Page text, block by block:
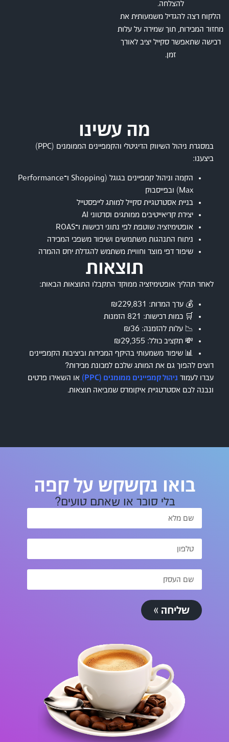
להצלחה.
הלקוח רצה להגדיל משמעותית את
מחזור המכירות, תוך שמירה על עלות
רכישה שתאפשר סקייל יציב לאורך
זמן.
מה עשינו
במסגרת ניהול השיווק הדיגיטלי והקמפיינים הממומנים (PPC)
ביצענו:
הקמה וניהול קמפיינים בגוגל (Shopping ו־Performance
Max) ובפייסבוק
בניית אסטרטגיית סקייל למותג לייפסטייל
יצירת קריאייטיבים ממותגים וסרטוני AI
אופטימיזציה שוטפת לפי נתוני רכישות ו־ROAS
ניתוח התנהגות משתמשים ושיפור משפכי המכירה
שיפור דפי מוצר וחוויית משתמש להגדלת יחס ההמרה
תוצאות
לאחר תהליך אופטימיזציה ממוקד התקבלו התוצאות הבאות:
💰 ערך המרות: ₪229,831
🛒 כמות רכישות: 821 הזמנות
📉 עלות להזמנה: ₪36
💸 תקציב כולל: ₪29,355
📊 שיפור משמעותי בהיקף המכירות וביציבות הקמפיינים
רוצים להפוך גם את המותג שלכם למכונת מכירות?
עברו לעמוד ניהול קמפיינים ממומנים (PPC)
או השאירו פרטים
ונבנה לכם אסטרטגיית איקומרס שמביאה תוצאות.
בואו נקשקש על קפה
בלי סוכר או שאתם טועים?
שליחה »